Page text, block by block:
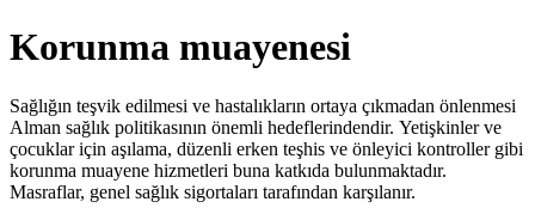
Korunma muayenesi
Sağlığın teşvik edilmesi ve hastalıkların ortaya çıkmadan önlenmesi
Alman sağlık politikasının önemli hedeflerindendir. Yetişkinler ve
çocuklar için aşılama, düzenli erken teşhis ve önleyici kontroller gibi
korunma muayene hizmetleri buna katkıda bulunmaktadır.
Masraflar, genel sağlık sigortaları tarafından karşılanır.